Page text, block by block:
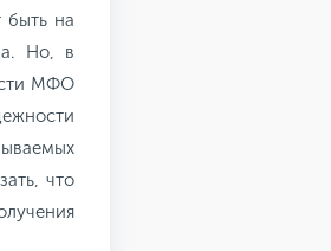
быть на
Но, в
МФО
что